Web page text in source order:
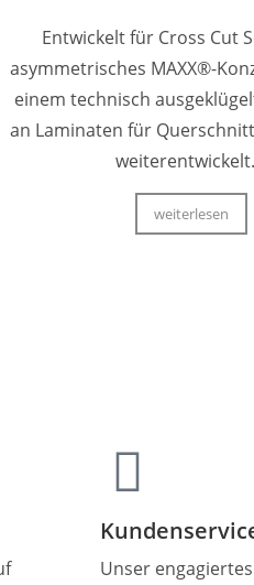
Entwickelt für Cross Cut
asymmetrisches MAXX®-
einem technisch
an Laminaten für
weiterlesen
Unser